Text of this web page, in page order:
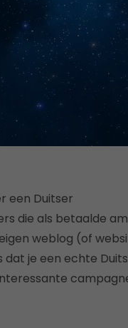
die als betaalde
weblog (of
je een echte